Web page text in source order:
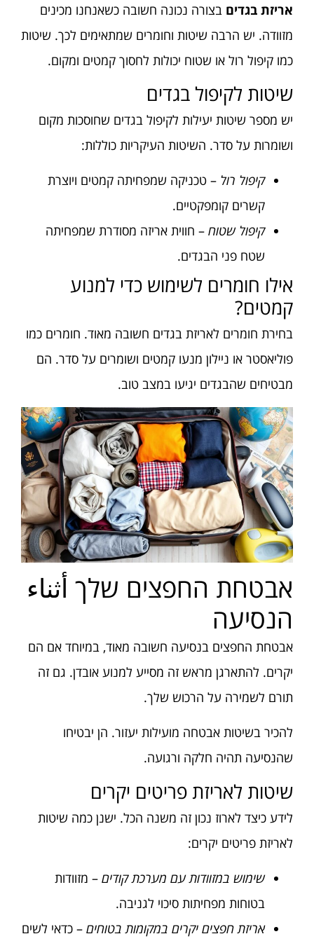
אריזת בגדים בצורה נכונה חשובה כשאנחנו מכינים
מזוודה. יש הרבה שיטות וחומרים שמתאימים לכך. שיטות
כמו קיפול רול או שטוח יכולות לחסוך קמטים ומקום.
שיטות לקיפול בגדים
יש מספר שיטות יעילות לקיפול בגדים שחוסכות מקום
ושומרות על סדר. השיטות העיקריות כוללות:
קיפול רול – טכניקה שמפחיתה קמטים ויוצרת
קשרים קומפקטיים.
קיפול שטוח – חווית אריזה מסודרת שמפחיתה
שטח פני הבגדים.
אילו חומרים לשימוש כדי למנוע
קמטים?
בחירת חומרים לאריזת בגדים חשובה מאוד. חומרים כמו
פוליאסטר או ניילון מנעו קמטים ושומרים על סדר. הם
מבטיחים שהבגדים יגיעו במצב טוב.
אבטחת החפצים שלך أثناء
הנסיעה
אבטחת החפצים בנסיעה חשובה מאוד, במיוחד אם הם
יקרים. להתארגן מראש זה מסייע למנוע אובדן. גם זה
תורם לשמירה על הרכוש שלך.
להכיר בשיטות אבטחה מועילות יעזור. הן יבטיחו
שהנסיעה תהיה חלקה ורגועה.
שיטות לאריזת פריטים יקרים
לידע כיצד לארוז נכון זה משנה הכל. ישנן כמה שיטות
לאריזת פריטים יקרים:
שימוש במזוודות עם מערכת קודים – מזוודות
בטוחות מפחיתות סיכוי לגניבה.
אריזת חפצים יקרים במקומות בטוחים – כדאי לשים